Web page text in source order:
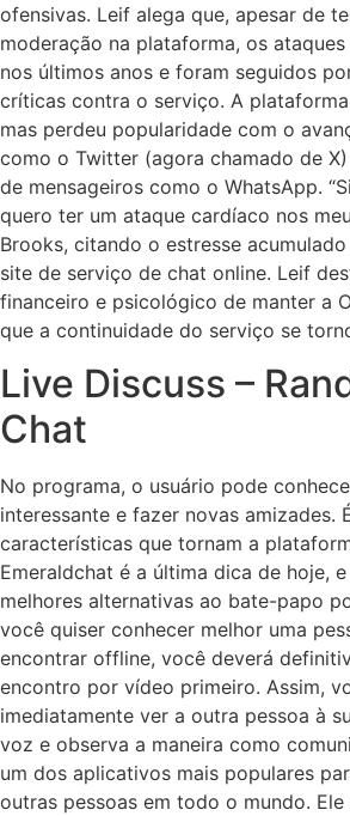
ofensivas. Leif alega que, apesar de
moderação na plataforma, os
nos últimos anos e foram seguidos
críticas contra o serviço. A
mas perdeu popularidade com o
como o Twitter (agora chamado de
de mensageiros como o WhatsApp.
quero ter um ataque cardíaco nos
Brooks, citando o estresse
site de serviço de chat online. Leif
financeiro e psicológico de manter a
que a continuidade do serviço se
Live Discuss –
Chat
No programa, o usuário pode
interessante e fazer novas amizades.
características que tornam a
Emeraldchat é a última dica de hoje,
melhores alternativas ao bate-papo
você quiser conhecer melhor uma
encontrar offline, você deverá
encontro por vídeo primeiro. Assim,
imediatamente ver a outra pessoa à
voz e observa a maneira como
um dos aplicativos mais populares
outras pessoas em todo o mundo.